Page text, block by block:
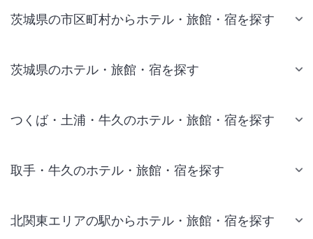
茨城県の市区町村からホテル・旅館・宿を探す
茨城県のホテル・旅館・宿を探す
つくば・土浦・牛久のホテル・旅館・宿を探す
取手・牛久のホテル・旅館・宿を探す
北関東エリアの駅からホテル・旅館・宿を探す